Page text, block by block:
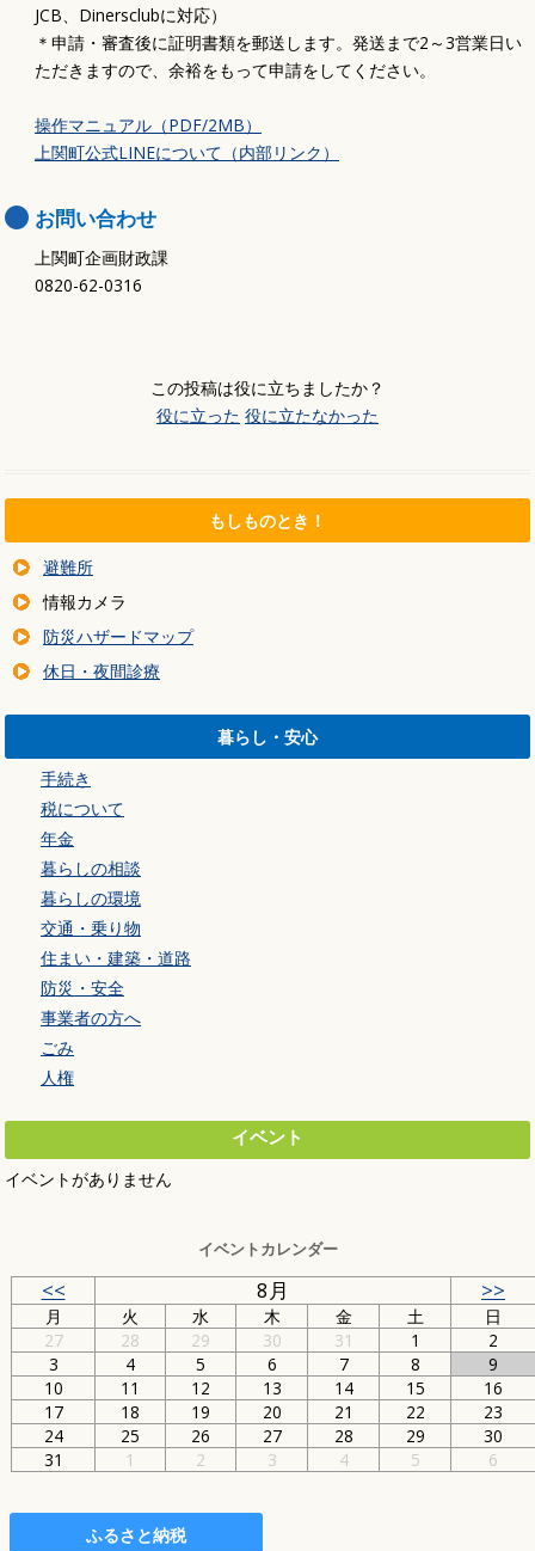
JCB、Dinersclubに対応）
＊申請・審査後に証明書類を郵送します。発送まで2～3営業日い
ただきますので、余裕をもって申請をしてください。
操作マニュアル（PDF/2MB）
上関町公式LINEについて（内部リンク）
お問い合わせ
上関町企画財政課
0820-62-0316
この投稿は役に立ちましたか？
役に立った 役に立たなかった
もしものとき！
避難所
情報カメラ
防災ハザードマップ
休日・夜間診療
暮らし・安心
手続き
税について
年金
暮らしの相談
暮らしの環境
交通・乗り物
住まい・建築・道路
防災・安全
事業者の方へ
ごみ
人権
イベント
イベントがありません
イベントカレンダー
<< 8月 >>
月 火 水 木 金 土
日
27
28 29 30 31 1
2
3
4 5 6 7 8
9
10
11 12 13 14 15
16
17
18 19 20 21 22
23
24
25 26 27 28 29
30
31
1 2 3 4 5 6
ふるさと納税